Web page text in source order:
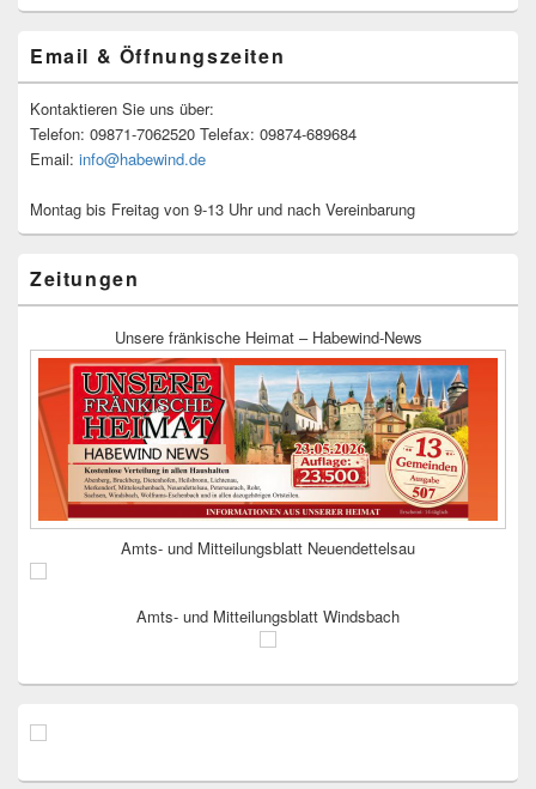
Email & Öffnungszeiten
Kontaktieren Sie uns über:
Telefon: 09871-7062520 Telefax: 09874-689684
Email: info@habewind.de
Montag bis Freitag von 9-13 Uhr und nach Vereinbarung
Zeitungen
Unsere fränkische Heimat – Habewind-News
Amts- und Mitteilungsblatt Neuendettelsau
Amts- und Mitteilungsblatt Windsbach